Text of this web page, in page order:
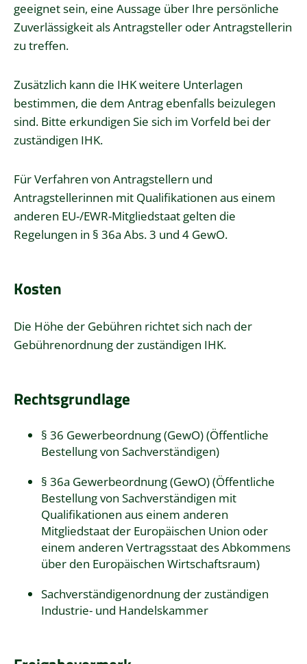
geeignet sein, eine Aussage über Ihre persönliche
Zuverlässigkeit als Antragsteller oder Antragstellerin
zu treffen.
Zusätzlich kann die IHK weitere Unterlagen
bestimmen, die dem Antrag ebenfalls beizulegen
sind. Bitte erkundigen Sie sich im Vorfeld bei der
zuständigen IHK.
Für Verfahren von Antragstellern und
Antragstellerinnen mit Qualifikationen aus einem
anderen EU-/EWR-Mitgliedstaat gelten die
Regelungen in § 36a Abs. 3 und 4 GewO.
Kosten
Die Höhe der Gebühren richtet sich nach der
Gebührenordnung der zuständigen IHK.
Rechtsgrundlage
§ 36 Gewerbeordnung (GewO) (Öffentliche
Bestellung von Sachverständigen)
§ 36a Gewerbeordnung (GewO) (Öffentliche
Bestellung von Sachverständigen mit
Qualifikationen aus einem anderen
Mitgliedstaat der Europäischen Union oder
einem anderen Vertragsstaat des Abkommens
über den Europäischen Wirtschaftsraum)
Sachverständigenordnung der zuständigen
Industrie- und Handelskammer